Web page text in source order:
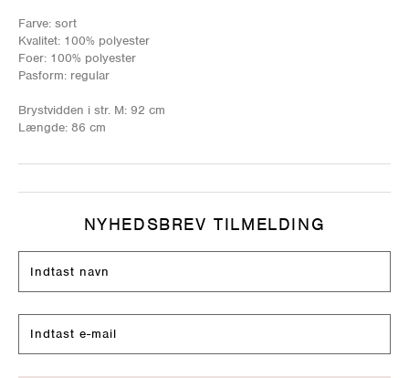
Farve: sort
Kvalitet: 100% polyester
Foer: 100% polyester
Pasform: regular
Brystvidden i str. M: 92 cm
Længde: 86 cm
NYHEDSBREV TILMELDING